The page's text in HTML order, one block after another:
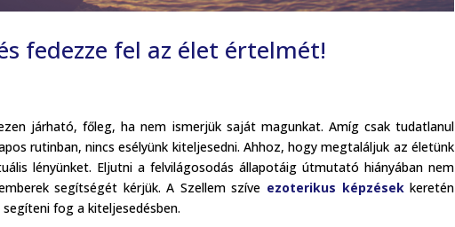
fedezze fel az élet értelmét!
járható, főleg, ha nem ismerjük saját magunkat. Amíg csak tudatlanul
rutinban, nincs esélyünk kiteljesedni. Ahhoz, hogy megtaláljuk az életünk
lényünket. Eljutni a felvilágosodás állapotáig útmutató hiányában nem
segítségét kérjük. A Szellem szíve ezoterikus képzésekkeretén
fog a kiteljesedésben.